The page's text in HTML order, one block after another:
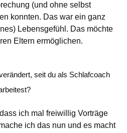
(und ohne selbst
konnten. Das war ein ganz
Lebensgefühl. Das möchte
Eltern ermöglichen.
seit du als Schlafcoach
ich mal freiwillig Vorträge
ich das nun und es macht